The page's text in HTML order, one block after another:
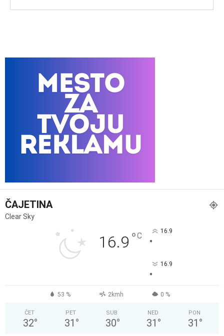
ČAJETINA
Clear Sky
16.9 °C 16.9
°
16.9
°
53 % 2kmh 0 %
ČET
32°
PET
31 °
SUB
30°
NED
31 °
PON
31 °